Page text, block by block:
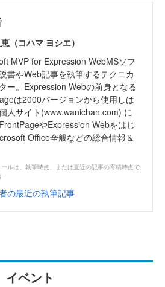
（コハマ ヨシエ）
MVP for Expression WebMSソフ
書やWeb記事を執筆するテクニカ
ー。Expression Webの前身となる
は2000バージョンから使用しは
人サイト(www.wanichan.com) に
やExpression Webをはじ
Office全般などの総合情報＆
ルは、執筆時点、または直近の記事の寄稿時点で
の最近の執筆記事
イベント